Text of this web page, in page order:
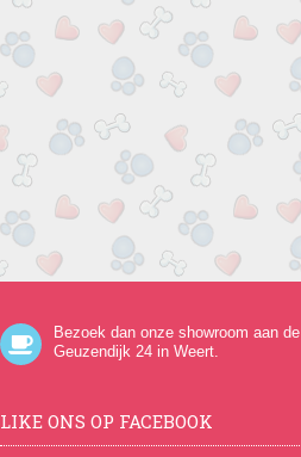
Bezoek dan onze showroom aan de
Geuzendijk 24in Weert.
LIKE ONS OP FACEBOOK